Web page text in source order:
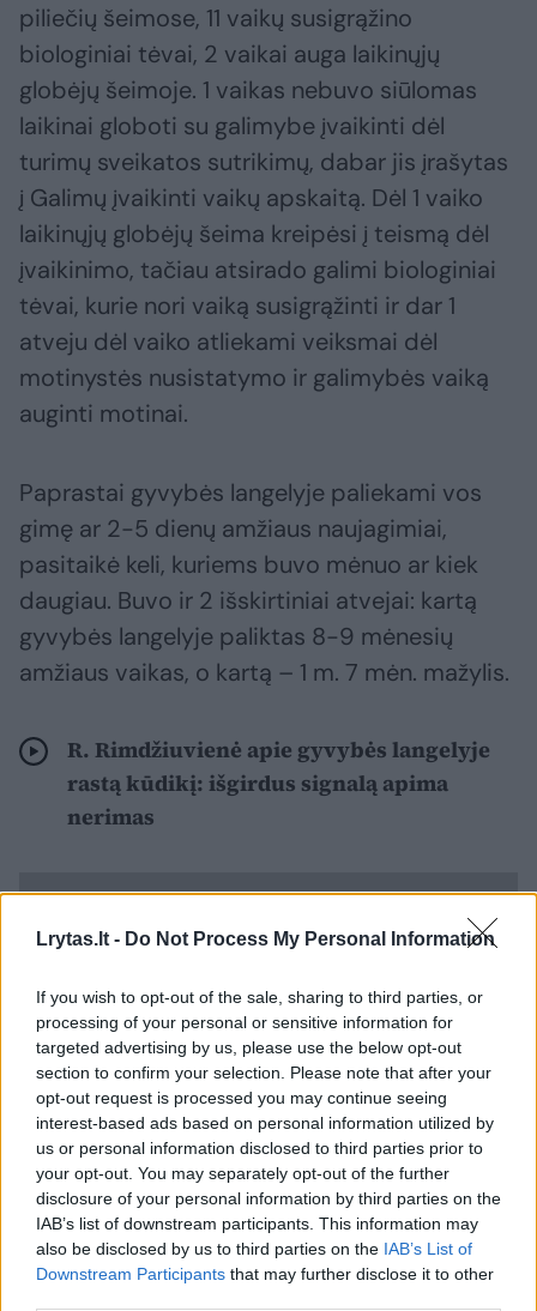
Lrytas.lt - Do Not Process My Personal Information
If you wish to opt-out of the sale, sharing to third parties, or
processing of your personal or sensitive information for
targeted advertising by us, please use the below opt-out
section to confirm your selection. Please note that after your
opt-out request is processed you may continue seeing
interest-based ads based on personal information utilized by
us or personal information disclosed to third parties prior to
your opt-out. You may separately opt-out of the further
disclosure of your personal information by third parties on the
IAB’s list of downstream participants. This information may
also be disclosed by us to third parties on the IAB’s List of
Downstream Participants that may further disclose it to other
piliečių šeimose, 11 vaikų susigrąžino
biologiniai tėvai, 2 vaikai auga laikinųjų
globėjų šeimoje. 1 vaikas nebuvo siūlomas
laikinai globoti su galimybe įvaikinti dėl
turimų sveikatos sutrikimų, dabar jis įrašytas
į Galimų įvaikinti vaikų apskaitą. Dėl 1 vaiko
laikinųjų globėjų šeima kreipėsi į teismą dėl
įvaikinimo, tačiau atsirado galimi biologiniai
tėvai, kurie nori vaiką susigrąžinti ir dar 1
atveju dėl vaiko atliekami veiksmai dėl
motinystės nusistatymo ir galimybės vaiką
auginti motinai.
Paprastai gyvybės langelyje paliekami vos
gimę ar 2-5 dienų amžiaus naujagimiai,
pasitaikė keli, kuriems buvo mėnuo ar kiek
daugiau. Buvo ir 2 išskirtiniai atvejai: kartą
gyvybės langelyje paliktas 8-9 mėnesių
amžiaus vaikas, o kartą – 1 m. 7 mėn. mažylis.
R. Rimdžiuvienė apie gyvybės langelyje
rastą kūdikį: išgirdus signalą apima
nerimas
Lietuvoje yra įsteigta 10 gyvybės langelių:
Kauno Prano Mažylio gimdymo namuose,
Kauno krikščioniškieji gimdymo namuose,